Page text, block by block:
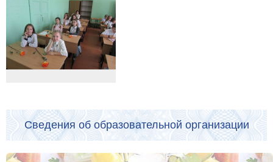
Сведения об образовательной организации